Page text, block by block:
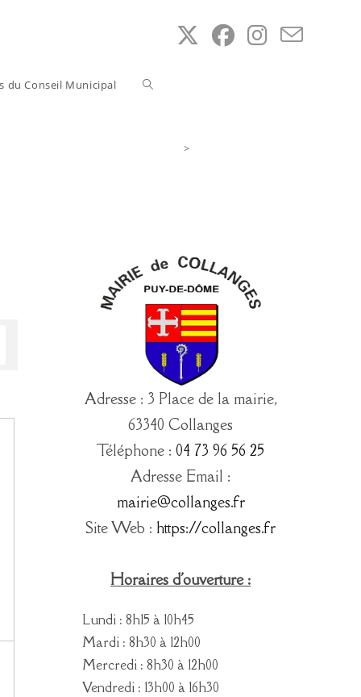
du Conseil Municipal Toggle
>
Adresse : 3 Place de la mairie,
63340 Collanges
Téléphone : 04 73 96 56 25
Adresse Email :
mairie@collanges.fr
Site Web : https://collanges.fr
Horaires d'ouverture :
Lundi : 8h15 à 10h45
Mardi : 8h30 à 12h00
Mercredi : 8h30 à 12h00
Vendredi : 13h00 à 16h30